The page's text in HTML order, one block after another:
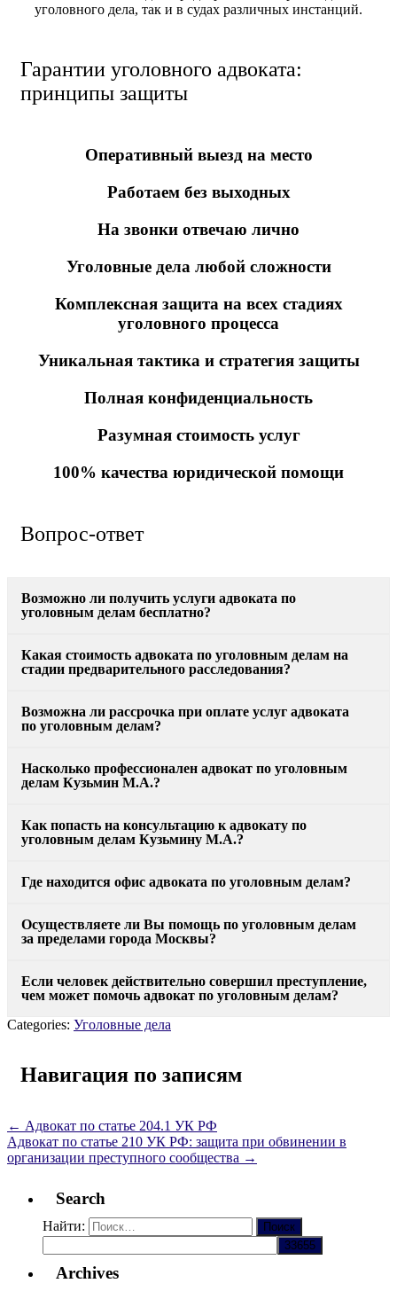
уголовного дела, так и в судах различных инстанций.
Гарантии уголовного адвоката:
принципы защиты
Оперативный выезд на место
Работаем без выходных
На звонки отвечаю лично
Уголовные дела любой сложности
Комплексная защита на всех стадиях
уголовного процесса
Уникальная тактика и стратегия защиты
Полная конфиденциальность
Разумная стоимость услуг
100% качества юридической помощи
Вопрос-ответ
Возможно ли получить услуги адвоката по
уголовным делам бесплатно?
Какая стоимость адвоката по уголовным делам на
стадии предварительного расследования?
Возможна ли рассрочка при оплате услуг адвоката
по уголовным делам?
Насколько профессионален адвокат по уголовным
делам Кузьмин М.А.?
Как попасть на консультацию к адвокату по
уголовным делам Кузьмину М.А.?
Где находится офис адвоката по уголовным делам?
Осуществляете ли Вы помощь по уголовным делам
за пределами города Москвы?
Если человек действительно совершил преступление,
чем может помочь адвокат по уголовным делам?
Categories: Уголовные дела
Навигация по записям
← Адвокат по статье 204.1 УК РФ
Адвокат по статье 210 УК РФ: защита при обвинении в
организации преступного сообщества →
Search
Найти:
Archives